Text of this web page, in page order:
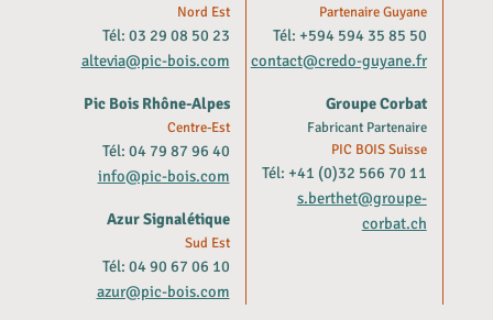
Nord Est
Tél: 03 29 08 50 23
altevia@pic-bois.com
Pic Bois Rhône-Alpes
Centre-Est
Tél: 04 79 87 96 40
info@pic-bois.com
Azur Signalétique
Sud Est
Tél: 04 90 67 06 10
azur@pic-bois.com
Partenaire Guyane
Tél: +594 594 35 85 50
contact@credo-guyane.fr
Groupe Corbat
Fabricant Partenaire
PIC BOIS Suisse
Tél: +41 (0)32 566 70 11
s.berthet@groupe-
corbat.ch